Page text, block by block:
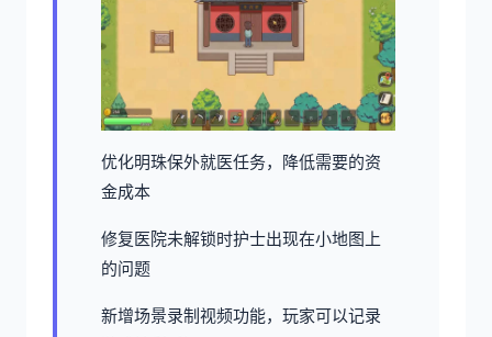
优化明珠保外就医任务，降低需要的资
金成本
修复医院未解锁时护士出现在小地图上
的问题
新增场景录制视频功能，玩家可以记录